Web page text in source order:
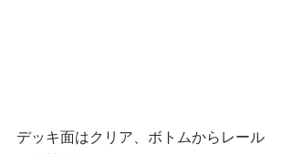
デッキ面はクリア、ボトムからレール